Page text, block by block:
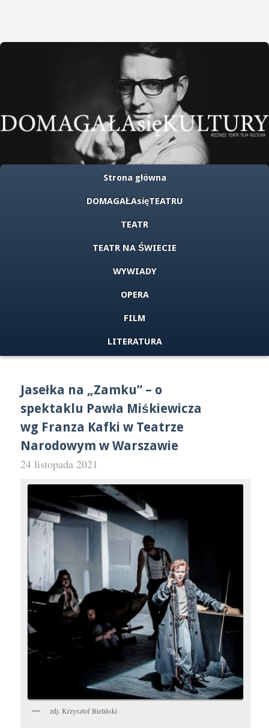
Strona główna
DOMAGAŁAsięTEATRU
TEATR
TEATR NA ŚWIECIE
WYWIADY
OPERA
FILM
LITERATURA
Jasełka na „Zamku” – o
spektaklu Pawła Miśkiewicza
wg Franza Kafki w Teatrze
Narodowym w Warszawie
24 listopada 2021
zdj. Krzysztof Bieliński